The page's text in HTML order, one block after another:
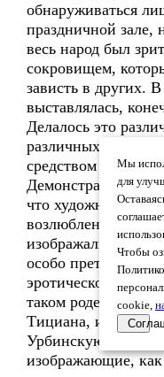
обнаруживаться
праздничной зале,
весь народ был
сокровищем,
зависть в других.
выставлялась,
Делалось это
различных
средством было,
что художнику
возлюбленной в
изображали или
особо
эротическое чудо.
таком роде
Тициана,
Урбинскую, две
изображающие,
Мы
для
Чтобы
cookie,